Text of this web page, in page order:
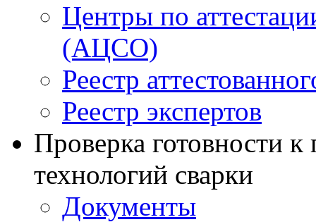
Центры по
(АЦСО)
Реестр
Реестр экспертов
Проверка готовности
технологий сварки
Документы